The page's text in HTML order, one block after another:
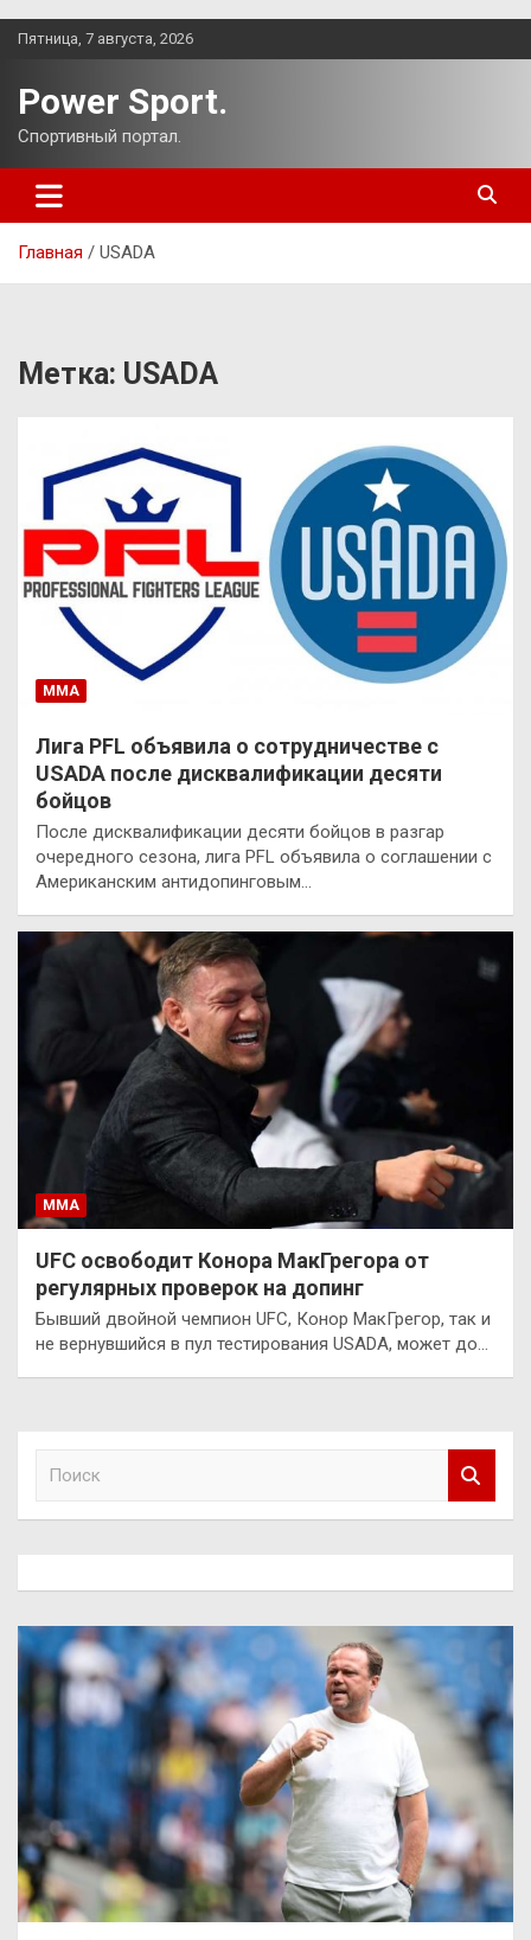
Перейти
Пятница, 7 августа, 2026
Power Sport.
Спортивный портал.
Главная USADA
Метка: USADA
ММА
Лига PFL объявила о сотрудничестве с
USADA после дисквалификации десяти
бойцов
После дисквалификации десяти бойцов в разгар
очередного сезона, лига PFL объявила о соглашении с
Американским антидопинговым…
ММА
UFC освободит Конора МакГрегора от
регулярных проверок на допинг
Бывший двойной чемпион UFC, Конор МакГрегор, так и
не вернувшийся в пул тестирования USADA, может до…